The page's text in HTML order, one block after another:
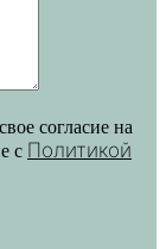
согласие на
c Политикой